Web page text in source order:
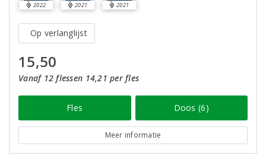
2022 2021 2021
Op verlanglijst
15,50
Vanaf 12 flessen 14,21 per fles
Fles Doos (6)
Meer informatie